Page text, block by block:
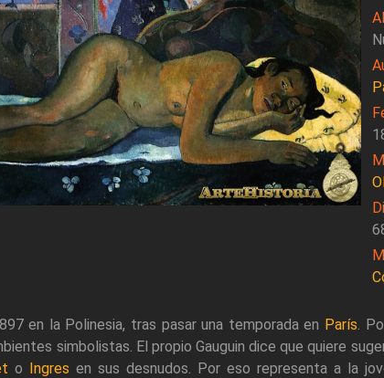
en la Polinesia, tras pasar una temporada en París.
simbolistas. El propio Gauguin dice que quiere
o Ingres en sus desnudos. Por eso representa a la